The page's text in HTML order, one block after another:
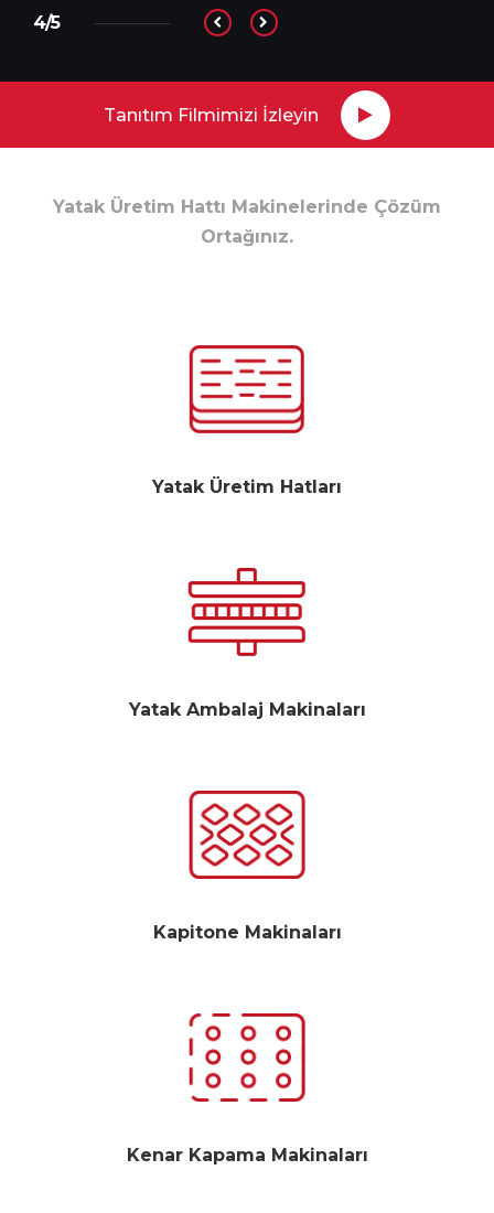
Tanıtım Filmimizi İzleyin
4/5
Yatak Üretim Hattı Makinelerinde Çözüm
Ortağınız.
Yatak Üretim Hatları
Yatak Ambalaj Makinaları
Kapitone Makinaları
Kenar Kapama Makinaları